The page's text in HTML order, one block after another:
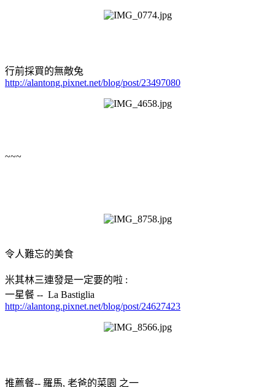
行前採買的無敵兔
http://alantong.pixnet.net/blog/post/23497080
~~~
令人難忘的美食
米其林三連發是一定要的啦 :
一星餐 -- La Bastiglia
http://alantong.pixnet.net/blog/post/24627423
推薦餐-- 羅馬, 老爸的菜園 之一